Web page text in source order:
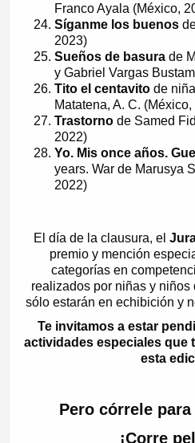
Franco Ayala (México,
Síganme los buenos
2023)
Sueños de basura de
y Gabriel Vargas
Tito el centavito de
Matatena, A. C.
Trastorno de Samed
2022)
Yo. Mis once años.
years. War de Marusya
2022)
El día de la clausura, el
premio y mención
categorías en
realizados por niñas y niños
sólo estarán en echibición y
Te invitamos a estar
actividades especiales que
esta
Pero córrele
¡Corre